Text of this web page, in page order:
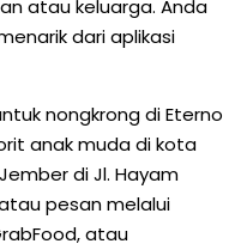
atau keluarga. Anda
dari aplikasi
nongkrong di Eterno
anak muda di kota
di Jl. Hayam
pesan melalui
atau